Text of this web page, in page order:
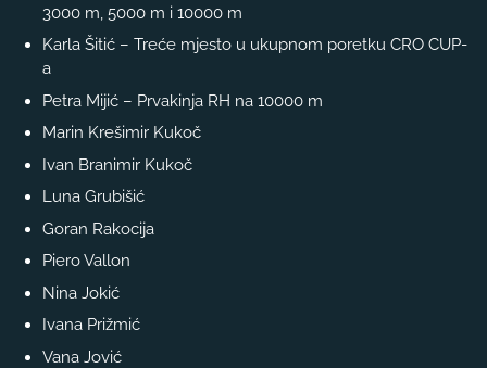
3000 m, 5000 m i 10000 m
Karla Šitić – Treće mjesto u ukupnom poretku CRO CUP-
a
Petra Mijić – Prvakinja RH na 10000 m
Marin Krešimir Kukoč
Ivan Branimir Kukoč
Luna Grubišić
Goran Rakocija
Piero Vallon
Nina Jokić
Ivana Prižmić
Vana Jović